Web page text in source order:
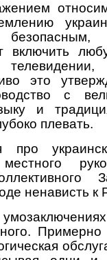
включить
это
с
и
плевать.
местного
ненависть к